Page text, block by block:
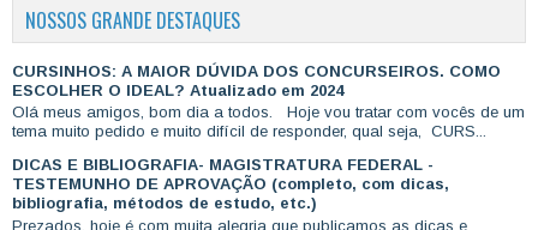
NOSSOS GRANDE DESTAQUES
CURSINHOS: A MAIOR DÚVIDA DOS CONCURSEIROS. COMO
ESCOLHER O IDEAL? Atualizado em 2024
Olá meus amigos, bom dia a todos. Hoje vou tratar com vocês de um
tema muito pedido e muito difícil de responder, qual seja, CURS...
DICAS E BIBLIOGRAFIA- MAGISTRATURA FEDERAL -
TESTEMUNHO DE APROVAÇÃO (completo, com dicas,
bibliografia, métodos de estudo, etc.)
Prezados, hoje é com muita alegria que publicamos as dicas e